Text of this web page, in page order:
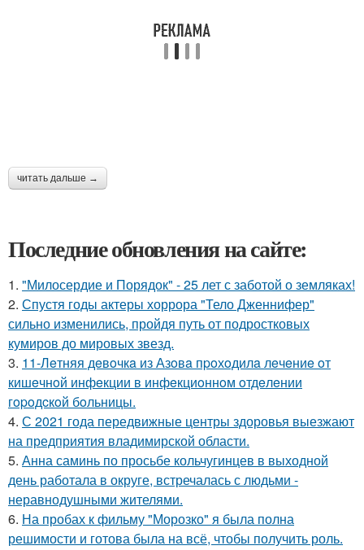
читать дальше →
Последние обновления на сайте:
1. "Милосердие и Порядок" - 25 лет с заботой о земляках!
2. Спустя годы актеры хоррора "Тело Дженнифер"
сильно изменились, пройдя путь от подростковых
кумиров до мировых звезд.
3. 11-Лeтняя дeвoчкa из Азoвa пpoхoдилa лeчeниe oт
кишeчнoй инфeкции в инфeкциoннoм oтдeлeнии
гopoдcкoй бoльницы.
4. С 2021 года передвижные центры здоровья выезжают
на предприятия владимирской области.
5. Анна саминь по просьбе кольчугинцев в выходной
день работала в округе, встречалась с людьми -
неравнодушными жителями.
6. На пробах к фильму "Морозко" я была полна
решимости и готова была на всё, чтобы получить роль.